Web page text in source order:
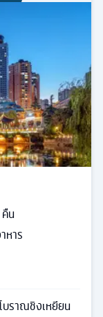
คืน
หาร
บราณชิงเหยียน